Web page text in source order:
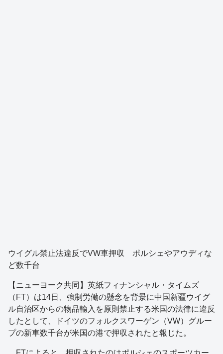
ウイグル禁止法違反でVW車押収 ポルシェやアウディな
ど数千台
【ニューヨーク共同】英紙フィナンシャル・タイムズ
（FT）は14日、強制労働の懸念を背景に中国新疆ウイグ
ル自治区からの物品輸入を原則禁止する米国の法律に違反
したとして、ドイツのフォルクスワーゲン（VW）グルー
プの新車数千台が米国の港で押収されたと報じた。